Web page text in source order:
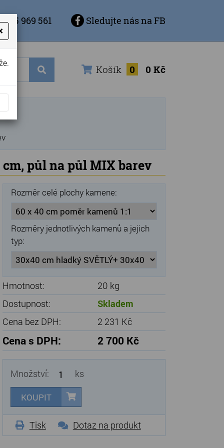
725 969 561 Sledujte nás na FB
Košík 0 0 Kč
půl na půl MIX barev
Rozměr celé plochy kamene:
Rozměry jednotlivých kamenů a jejich
typ:
Hmotnost:
20 kg
Dostupnost:
Skladem
Cena bez DPH:
2 231 Kč
Cena s DPH: 2 700 Kč
Množství: ks
KOUPIT
Tisk Dotaz na produkt